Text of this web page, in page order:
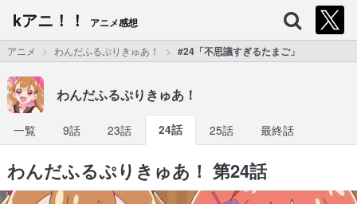
kアニ！！ アニメ感想
アニメ わんだふるぷりきゅあ！ #24「不思議すぎるたまご」
わんだふるぷりきゅあ！
一覧 9話 23話 24話 25話 最終話
わんだふるぷりきゅあ！ 第24話